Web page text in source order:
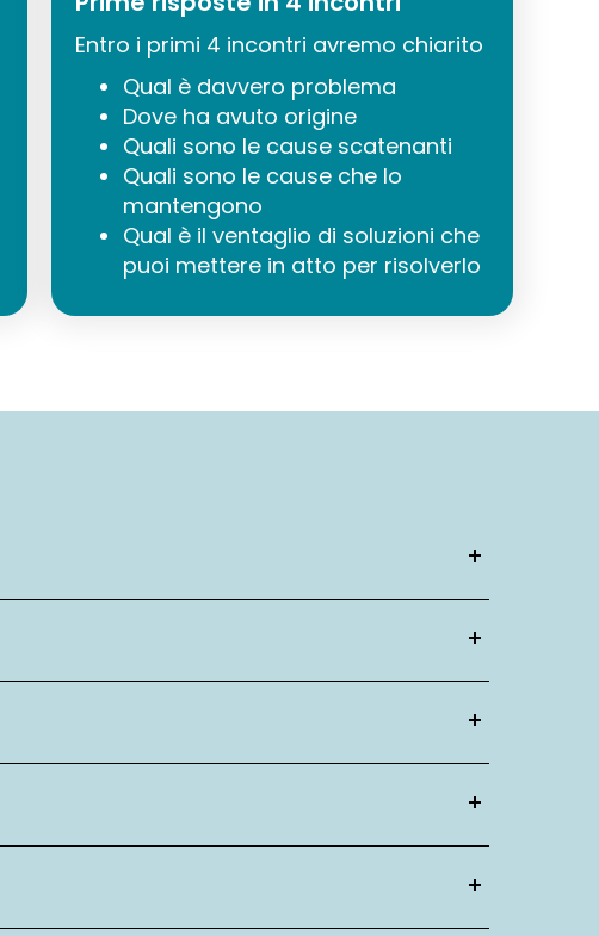
Entro i primi 4 incontri avremo chiarito
Qual è davvero problema
Dove ha avuto origine
Quali sono le cause scatenanti
Quali sono le cause che lo
mantengono
Qual è il ventaglio di soluzioni che
puoi mettere in atto per risolverlo